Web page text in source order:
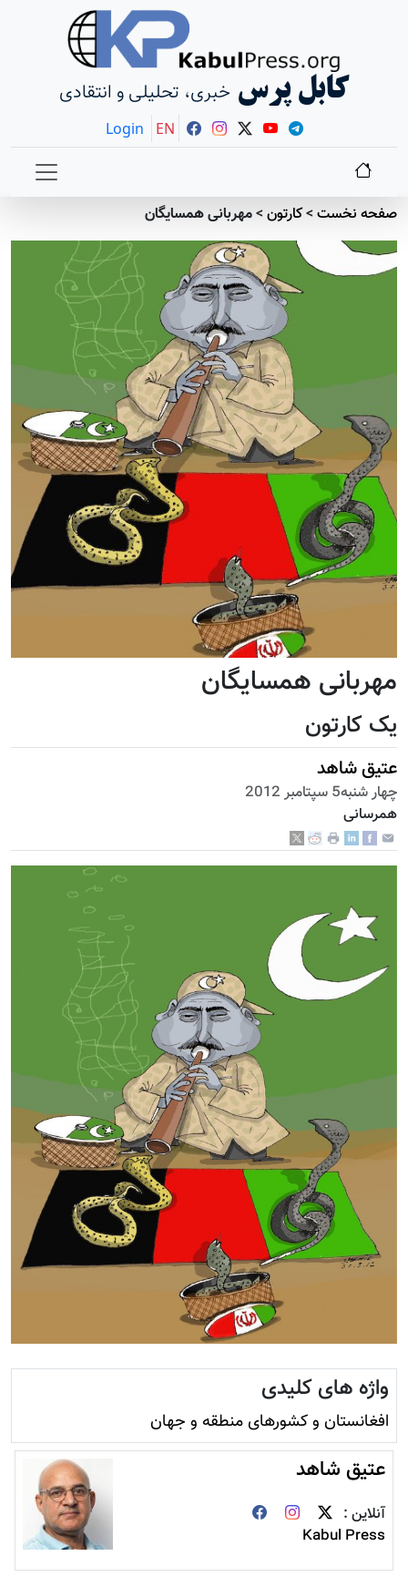
کابل پرس خبری، تحلیلی و انتقادی
Login EN
صفحه نخست>کارتون>مهربانی همسایگان
مهربانی همسایگان
یک کارتون
عتیق شاهد
چهار شنبه5 سپتامبر 2012
همرسانی
واژه های کلیدی
افغانستان و کشورهای منطقه و جهان
عتیق شاهد
آنلاین :
Kabul Press